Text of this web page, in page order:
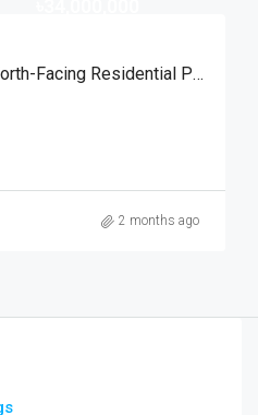
3 Katha (2,160 Sq Ft) North-Facing Residential Plot For Sale At Sector-17/B, Uttara | উত্তরা ১৭/বি সেক্টরে মেট্রোরেল স্টেশনের কাছে ৩ কাঠার উত্তরমুখী আবাসিক প্লট বিক্রয়
2 months ago